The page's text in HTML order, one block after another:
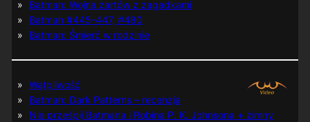
Batman: Wojna żartów z zagadkami
Batman #445-447, #480
Batman: Śmierć w rodzinie
Wątpliwość
Batman: Dark Patterns – recenzja
Nie prześpij Batmana i Robina P. K. Johnsona + zimny